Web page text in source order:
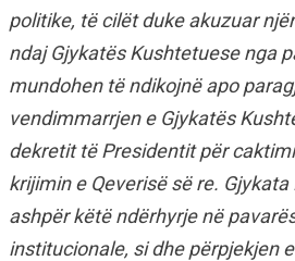
politike, të cilët duke akuzuar
ndaj Gjykatës Kushtetuese nga
mundohen të ndikojnë apo
vendimmarrjen e Gjykatës
dekretit të Presidentit për
krijimin e Qeverisë së re.
ashpër këtë ndërhyrje në
institucionale, si dhe përpjekjen